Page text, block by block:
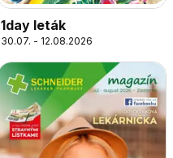
1day leták
30.07. - 12.08.2026